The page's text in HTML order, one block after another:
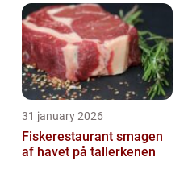
31 january 2026
Fiskerestaurant smagen
af havet på tallerkenen